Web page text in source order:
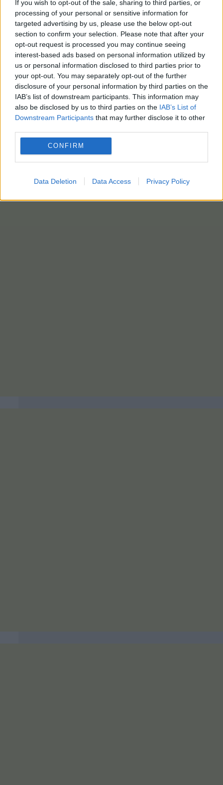
If you wish to opt-out of the sale, sharing to third parties, or
processing of your personal or sensitive information for
targeted advertising by us, please use the below opt-out
section to confirm your selection. Please note that after your
opt-out request is processed you may continue seeing
interest-based ads based on personal information utilized by
us or personal information disclosed to third parties prior to
your opt-out. You may separately opt-out of the further
disclosure of your personal information by third parties on the
IAB’s list of downstream participants. This information may
also be disclosed by us to third parties on the IAB’s List of
Downstream Participants that may further disclose it to other
CONFIRM
Data Deletion Data Access Privacy Policy